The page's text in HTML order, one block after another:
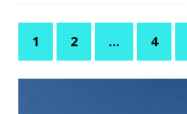
1 2 … 4